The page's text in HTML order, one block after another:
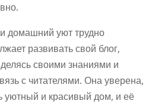
домашний уют трудно
развивать свой блог,
своими знаниями и
с читателями. Она уверена,
уютный и красивый дом, и её